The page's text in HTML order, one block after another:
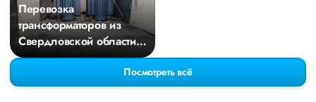
Перевозка
трансформаторов из
Свердловской области в
Киров
Посмотреть всё